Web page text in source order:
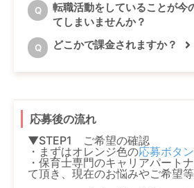
Q
転職活動をしていることが今
てしまいませんか？
Q どこかで課金されますか？
応募後の流れ
▼STEP1 ご希望の確認
・まずはオレンジ色の応募ボタン
・保育士専門のキャリアパート
て頂き、現在のお悩みやご希望等